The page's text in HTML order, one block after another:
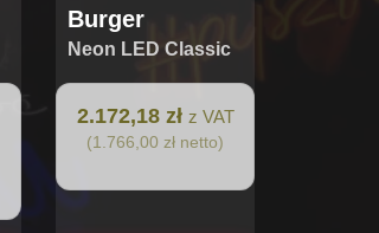
Burger
Neon LED Classic
2.172,18 zł z VAT
(1.766,00 zł netto)